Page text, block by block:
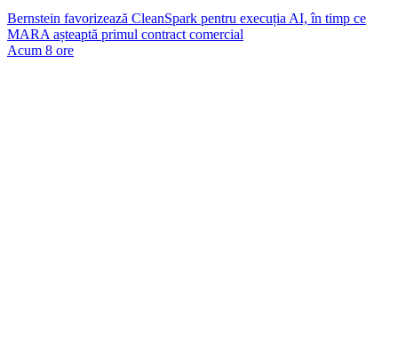
Bernstein favorizează CleanSpark pentru execuția AI, în timp ce
MARA așteaptă primul contract comercial
Acum 8 ore